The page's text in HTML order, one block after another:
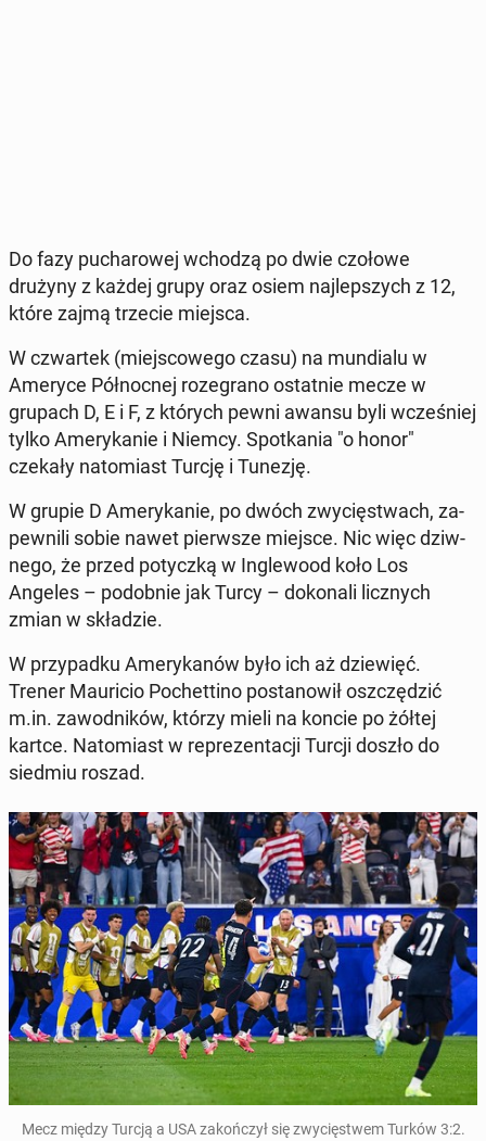
Do fazy pu­cha­ro­wej wchodzą po dwie czołowe
drużyny z każdej grupy oraz osiem naj­lep­szych z 12,
które zajmą trzecie miejsca.
W czwar­tek (miej­sco­we­go czasu) na mun­dia­lu w
Ameryce Pół­noc­nej ro­ze­gra­no ostat­nie mecze w
grupach D, E i F, z których pewni awansu byli wcze­śniej
tylko Ame­ry­ka­nie i Niemcy. Spo­tka­nia "o honor"
czekały na­to­miast Turcję i Tunezję.
W grupie D Ame­ry­ka­nie, po dwóch zwy­cię­stwach, za­
pew­ni­li sobie nawet pierw­sze miejsce. Nic więc dziw­
ne­go, że przed po­tycz­ką w In­gle­wo­od koło Los
Angeles – po­dob­nie jak Turcy – do­ko­na­li licz­nych
zmian w skła­dzie.
W przy­pad­ku Ame­ry­ka­nów było ich aż dzie­więć.
Trener Mau­ri­cio Po­chet­ti­no po­sta­no­wił oszczę­dzić
m.in. za­wod­ni­ków, którzy mieli na koncie po żółtej
kartce. Na­to­miast w re­pre­zen­ta­cji Turcji doszło do
siedmiu roszad.
Mecz między Turcją a USA za­koń­czył się zwy­cię­stwem Turków 3:2.